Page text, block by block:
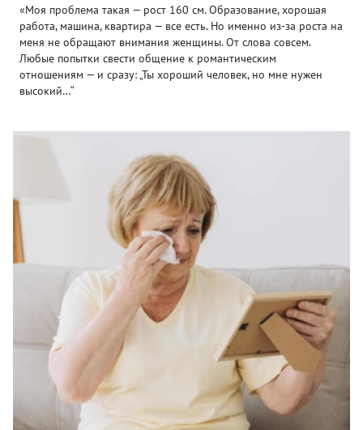
«Моя проблема такая — рост 160 см. Образование, хорошая
работа, машина, квартира — все есть. Но именно из-за роста на
меня не обращают внимания женщины. От слова совсем.
Любые попытки свести общение к романтическим
отношениям — и сразу: „Ты хороший человек, но мне нужен
высокий…“